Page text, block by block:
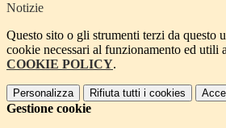
Notizie
Questo sito o gli strumenti terzi da questo
cookie necessari al funzionamento ed utili
COOKIE POLICY.
Personalizza Rifiuta tutti i cookies
Gestione cookie